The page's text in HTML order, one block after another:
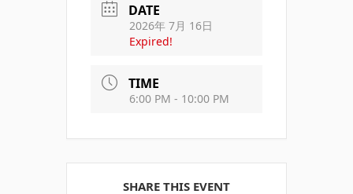
DATE
2026年 7月 16日
Expired!
TIME
6:00 PM - 10:00 PM
SHARE THIS EVENT